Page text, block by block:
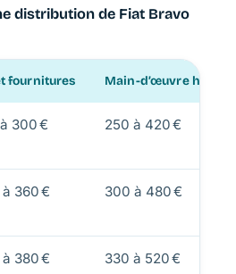
distribution de Fiat Bravo
fournitures Main-d’œuvre
300 € 250 à 420 €
360 € 300 à 480 €
380 € 330 à 520 €